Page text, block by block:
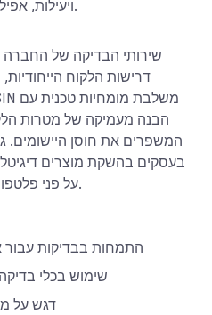
ויעילות, אפילו בסביבות עם תעבורה גבוהה.
שירותי הבדיקה של החברה
דרישות הלקוח
הבנה מעמיקה של מטרות
המשפרים את חוסן היישומים.
בעסקים בהשקת מוצרים
על פני פלטפורמות ותרחישי משתמש שונים.
התמחות בבדיקות עבור
שימוש בכלי
דגש על